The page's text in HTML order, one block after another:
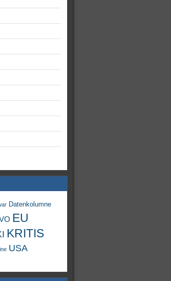
Datenkolumne
EU
KRITIS
USA